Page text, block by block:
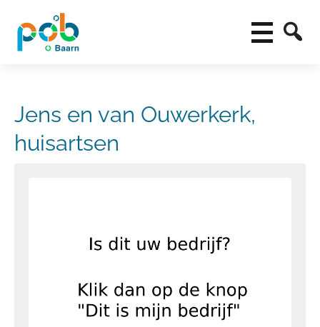
Jens en van Ouwerkerk,
huisartsen